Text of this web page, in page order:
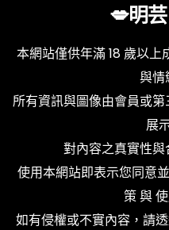
💋明芸
本網站僅供年滿 18 歲以
與情
所有資訊與圖像由會員或
展
對內容之真實性與
使用本網站即表示您同意
策與
如有侵權或不實內容，請